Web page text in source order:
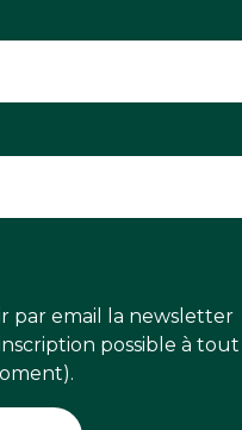
par email la newsletter
possible à tout